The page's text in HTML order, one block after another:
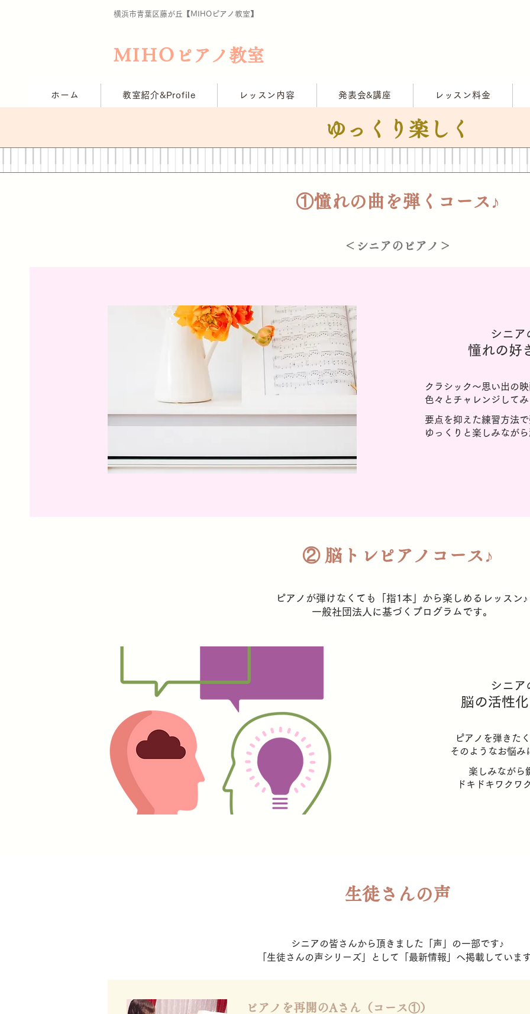
横浜市青葉区藤が丘【MIHO ピアノ教室​】
MIHO ピアノ教室
ホーム 教室紹介&Profile レッスン内容 発表会&講座 レッスン料金
​ゆっくり楽しく
①憧れの曲を弾くコース♪
＜シニアのピアノ＞
シニア
憧れの好
クラシック～思い出の
色々とチャレンジしてみ
要点を抑えた練習方法
ゆっくりと楽しみなが
② 脳トレピアノコース♪
ピアノが弾けなくても「指1本」から楽しめるレッスン♪
​一般社団法人に基づくプログラムです。
シニア
脳の活性
ピアノを弾きた
そのようなお悩み
楽しみながら
ドキドキワクワ
生徒さんの声
シニアの皆さんから頂きました「声」の一部です♪
「生徒さんの声シリーズ」として​「最新情報」へ掲載していま
​ ピアノを再開のAさん（コース①）